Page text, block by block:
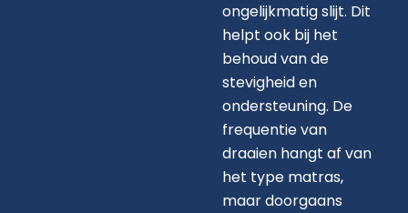
ongelijkmatig slijt. Dit
helpt ook bij het
behoud van de
stevigheid en
ondersteuning. De
frequentie van
draaien hangt af van
het type matras,
maar doorgaans